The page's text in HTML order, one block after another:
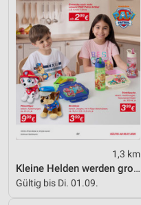
1,3 km
Kleine Helden werden gross
Gültig bis Di. 01.09.
Nicht-IAB-Verarbeitungszwecke:
Notwendig
Performance
Funktional
Werbung